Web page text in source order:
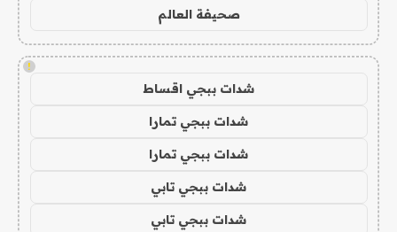
صحيفة العالم
!
شدات ببجي اقساط
شدات ببجي تمارا
شدات ببجي تمارا
شدات ببجي تابي
شدات ببجي تابي